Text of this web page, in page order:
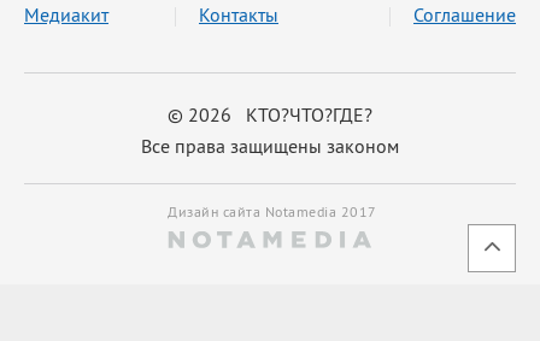
© 2026 КТО?ЧТО?ГДЕ?
Все права защищены законом
Медиакит Контакты Соглашение
Дизайн сайта Notamedia 2017